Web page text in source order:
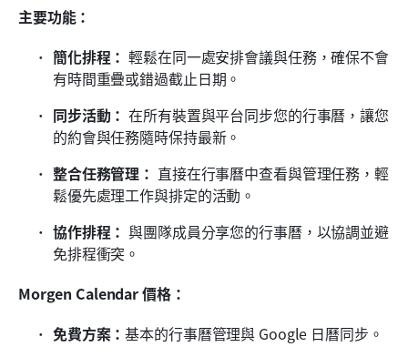
主要功能：
簡化排程： 輕鬆在同一處安排會議與任務，確保不會
有時間重疊或錯過截止日期。
同步活動： 在所有裝置與平台同步您的行事曆，讓您
的約會與任務隨時保持最新。
整合任務管理： 直接在行事曆中查看與管理任務，輕
鬆優先處理工作與排定的活動。
協作排程： 與團隊成員分享您的行事曆，以協調並避
免排程衝突。
Morgen Calendar 價格：
免費方案：基本的行事曆管理與 Google 日曆同步。